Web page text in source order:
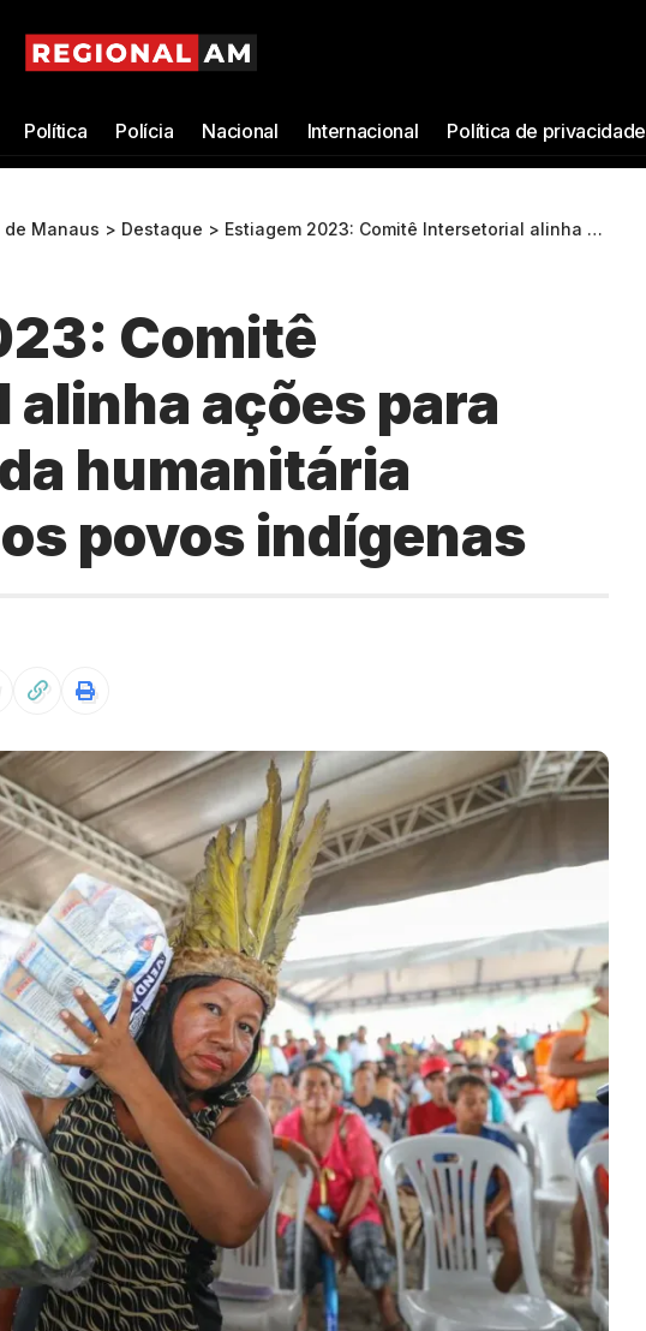
Política Polícia Nacional Internacional Política de privacidade
de Manaus > Destaque > Estiagem 2023: Comitê Intersetorial alinha ações para envio de ajuda humanitária específica aos povos indígenas
Comitê
ações para
humanitária
povos indígenas